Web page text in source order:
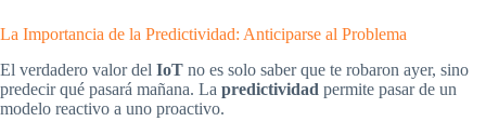
La Importancia de la Predictividad: Anticiparse al Problema
El verdadero valor del IoT no es solo saber que te robaron ayer, sino
predecir qué pasará mañana. La predictividad permite pasar de un
modelo reactivo a uno proactivo.